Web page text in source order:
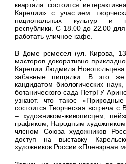
квартала состоится
Карелии» с участием
национальных культур и
республики. С 18.00 до 22.00 для
работать уличное кафе.
В Доме ремесел (ул. Кирова,
мастеров декоративно-
Карелии Людмила Новопольцева
забавные пищалки. В это
кандидатом биологических
ботанического сада ПетрГУ
узнают, что такое
состоится Творческая встреча
– художником-живописцем,
графиком, Народным художником
членом Союза художников
доступ на выставку
художников России «Пленэрная